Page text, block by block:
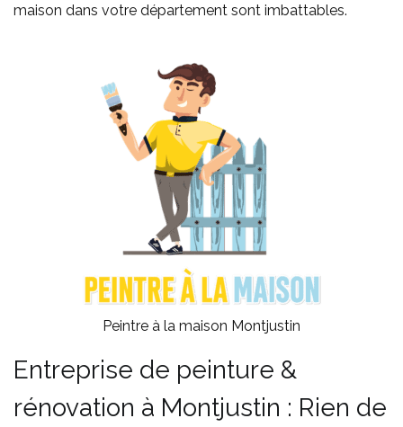
maison dans votre département sont imbattables.
Peintre à la maison Montjustin
Entreprise de peinture &
rénovation à Montjustin : Rien de